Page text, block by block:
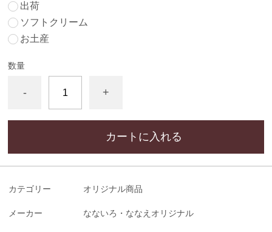
出荷
ソフトクリーム
お土産
数量
- +
カートに入れる
カテゴリー オリジナル商品
メーカー なないろ・ななえオリジナル